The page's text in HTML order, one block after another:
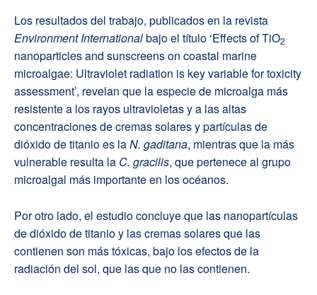
Los resultados del trabajo, publicados en la revista
Environment Internationalbajo el título ‘Effects of TiO2
nanoparticles and sunscreens on coastal marine
microalgae: Ultraviolet radiation is key variable for toxicity
assessment’, revelan que la especie de microalga más
resistente a los rayos ultravioletas y a las altas
concentraciones de cremas solares y partículas de
dióxido de titanio es laN. gaditana, mientras que la más
vulnerable resulta la C. gracilis, que pertenece al grupo
microalgal más importante en los océanos.
Por otro lado, el estudio concluye que las nanopartículas
de dióxido de titanio y las cremas solares que las
contienen son más tóxicas, bajo los efectos de la
radiación del sol, que las que no las contienen.